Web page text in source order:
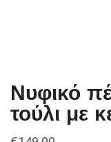
Νυφικό
τούλι με